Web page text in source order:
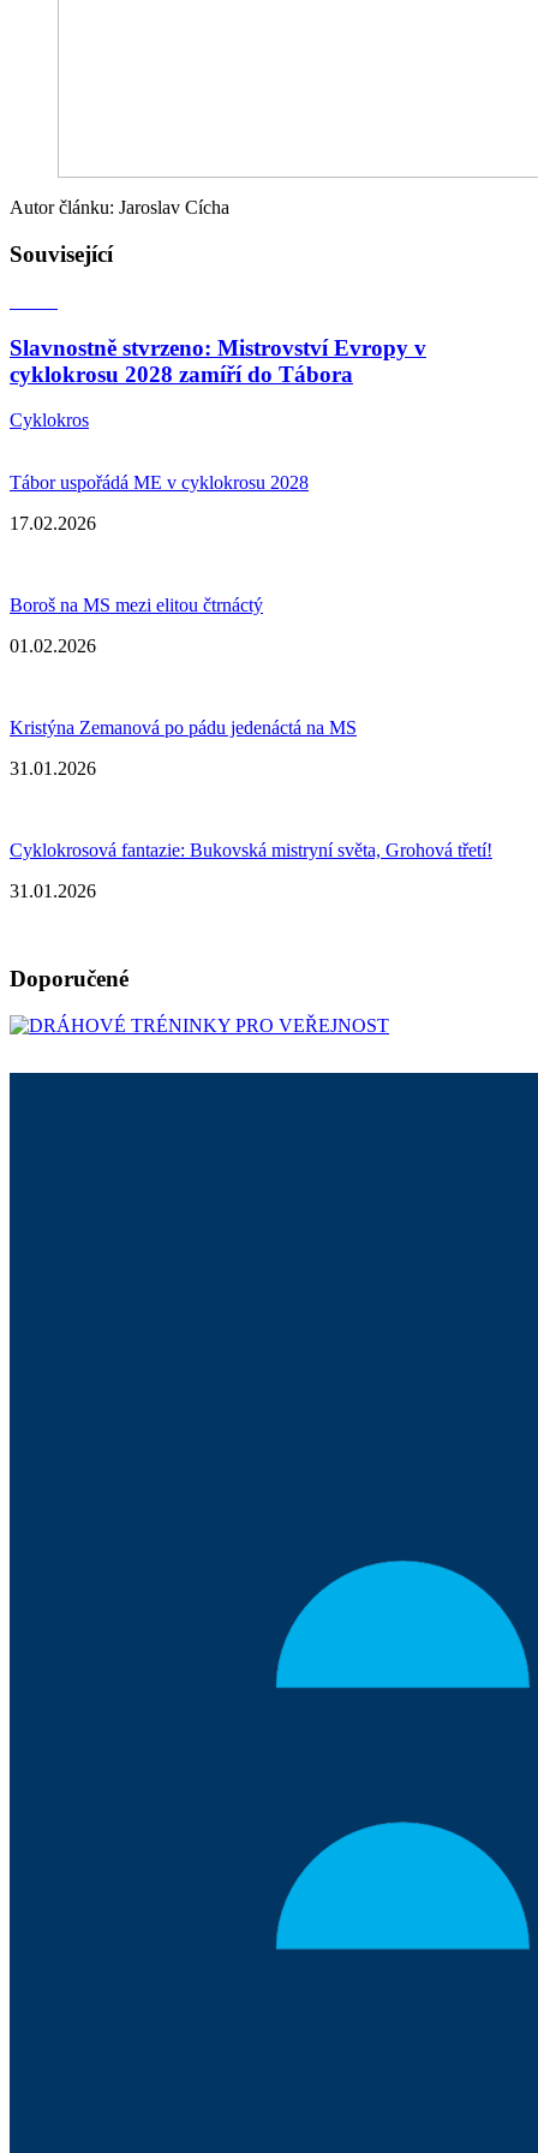
Autor článku: Jaroslav Cícha
Související
Slavnostně stvrzeno: Mistrovství Evropy v
cyklokrosu 2028 zamíří do Tábora
Cyklokros
Tábor uspořádá ME v cyklokrosu 2028
17.02.2026
Boroš na MS mezi elitou čtrnáctý
01.02.2026
Kristýna Zemanová po pádu jedenáctá na MS
31.01.2026
Cyklokrosová fantazie: Bukovská mistryní světa, Grohová třetí!
31.01.2026
Doporučené